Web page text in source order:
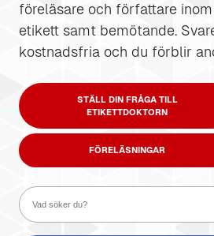
föreläsare och författare
etikett samt bemötande.
kostnadsfria och du förblir
STÄLL DIN FRÅGA TILL
ETIKETTDOKTORN
FÖRELÄSNINGAR